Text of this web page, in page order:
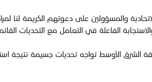
والمسؤولين على دعوتهم الكريمة لنا
الفاعلة في التعامل مع التحديات
الأوسط تواجه تحديات جسيمة نتيجة